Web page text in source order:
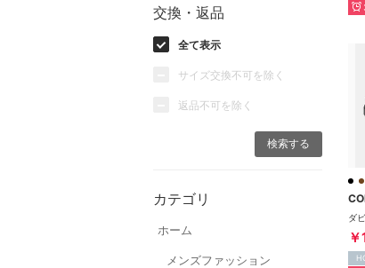
交換・返品
全て表示
サイズ交換不可を除く
返品不可を除く
カテゴリ
ホーム
メンズファッション